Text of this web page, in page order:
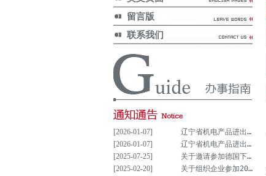
留言版
联系我们
[2026-01-07]
辽宁省机电产品进出口企业联合会党支部参与重大事项决策管理制度(试行)
[2026-01-07]
辽宁省机电产品进出口企业联合会党组织参与决策重大事项清单(试行)
[2025-07-25]
关于邀请参加德国下萨克森州走进中德园活动暨德国汉诺威工业博览会说明会的通知
[2025-02-20]
关于组织企业参加2025年意大利博洛尼亚国际汽车保养、轮胎及维修展览会的通知